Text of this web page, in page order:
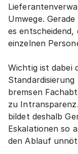
Umwege.
es
einzelnen
Wichtig ist dabei
bremsen
zu
bildet deshalb
Eskalationen so
den Ablauf